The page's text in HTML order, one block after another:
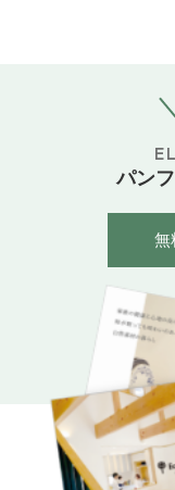
パン
無